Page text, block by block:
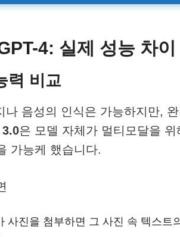
4: 실제 성능 차이
력 비교
나 음성의 인식은 가능하지만,
은 모델 자체가 멀티모달을
가능케 했습니다.
사진을 첨부하면 그 사진 속 텍스트